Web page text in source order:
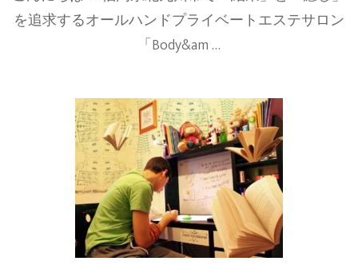
を追求するオールハンドプライベートエステサロン
「Body&am …